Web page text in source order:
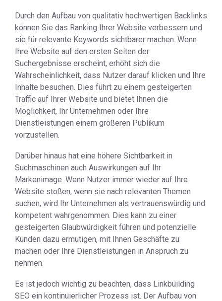
Durch den Aufbau von qualitativ hochwertigen Backlinks
können Sie das Ranking Ihrer Website verbessern und
sie für relevante Keywords sichtbarer machen. Wenn
Ihre Website auf den ersten Seiten der
Suchergebnisse erscheint, erhöht sich die
Wahrscheinlichkeit, dass Nutzer darauf klicken und Ihre
Inhalte besuchen. Dies führt zu einem gesteigerten
Traffic auf Ihrer Website und bietet Ihnen die
Möglichkeit, Ihr Unternehmen oder Ihre
Dienstleistungen einem größeren Publikum
vorzustellen.
Darüber hinaus hat eine höhere Sichtbarkeit in
Suchmaschinen auch Auswirkungen auf Ihr
Markenimage. Wenn Nutzer immer wieder auf Ihre
Website stoßen, wenn sie nach relevanten Themen
suchen, wird Ihr Unternehmen als vertrauenswürdig und
kompetent wahrgenommen. Dies kann zu einer
gesteigerten Glaubwürdigkeit führen und potenzielle
Kunden dazu ermutigen, mit Ihnen Geschäfte zu
machen oder Ihre Dienstleistungen in Anspruch zu
nehmen.
Es ist jedoch wichtig zu beachten, dass Linkbuilding
SEO ein kontinuierlicher Prozess ist. Der Aufbau von